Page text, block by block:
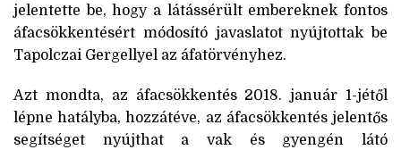
jelentette be, hogy a látássérült embereknek fontos
áfacsökkentésért módosító javaslatot nyújtottak be
Tapolczai Gergellyel az áfatörvényhez.
Azt mondta, az áfacsökkentés 2018. január 1-jétől
lépne hatályba, hozzátéve, az áfacsökkentés jelentős
segítséget nyújthat a vak és gyengén látó